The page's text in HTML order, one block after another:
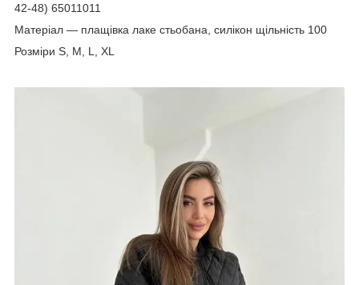
42-48) 65011011
Матеріал — плащівка лаке стьобана, силікон щільність 100
Розміри S, M, L, XL